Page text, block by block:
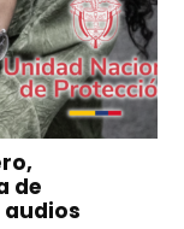
de